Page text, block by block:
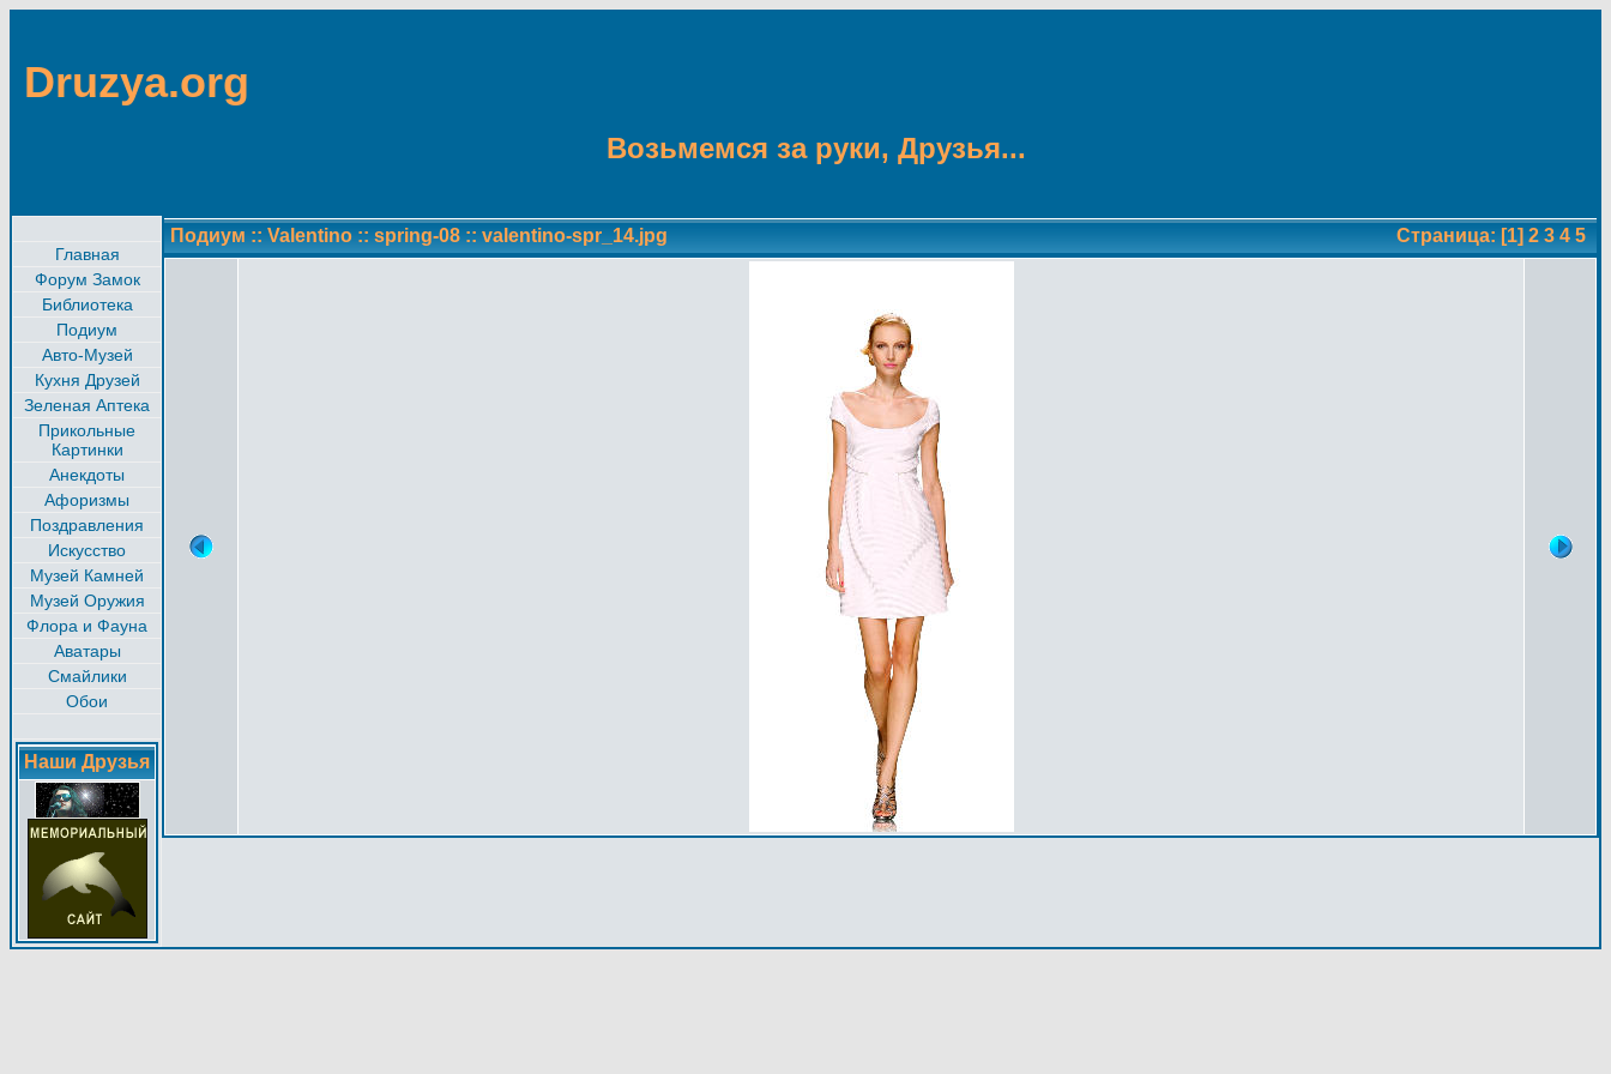
Druzya.org
Возьмемся за руки, Друзья...
Главная
Форум Замок
Библиотека
Подиум
Авто-Музей
Кухня Друзей
Зеленая Аптека
Прикольные
Картинки
Анекдоты
Афоризмы
Поздравления
Искусство
Музей Камней
Музей Оружия
Флора и Фауна
Аватары
Смайлики
Обои
Наши Друзья
Подиум :: Valentino :: spring-08 :: valentino-spr_14.jpg Страница: [1] 2 3 4 5